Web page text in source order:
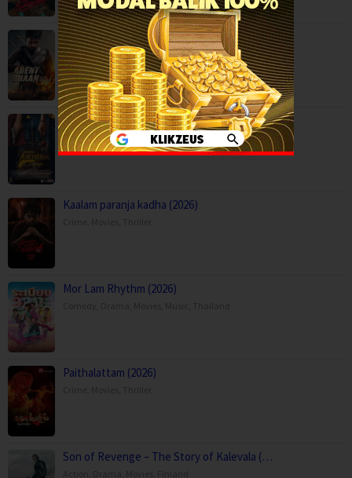
Agent Shaan: Elite Pursuit (2026)
Action,Movies,
Anaganaga Australia Lo (2025)
Crime,Movies,Mystery,Thriller,
Kaalam paranja kadha (2026)
Mor Lam Rhythm (2026)
Paithalattam (2026)
Son of Revenge – The Story of Kalevala (…